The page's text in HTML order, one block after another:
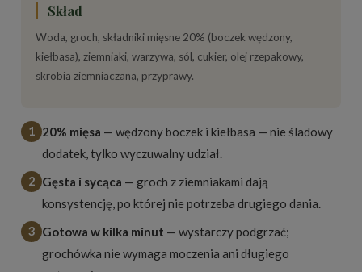
Skład
Woda, groch, składniki mięsne 20% (boczek wędzony,
kiełbasa), ziemniaki, warzywa, sól, cukier, olej rzepakowy,
skrobia ziemniaczana, przyprawy.
1 20% mięsa — wędzony boczek i kiełbasa — nie śladowy
dodatek, tylko wyczuwalny udział.
2 Gęsta i sycąca — groch z ziemniakami dają
konsystencję, po której nie potrzeba drugiego dania.
3 Gotowa w kilka minut — wystarczy podgrzać;
grochówka nie wymaga moczenia ani długiego